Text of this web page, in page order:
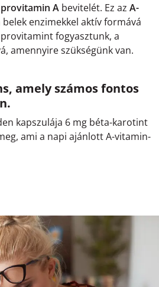
provitamin A bevitelét. Ez az A-
enzimekkel aktív formává
fogyasztunk, a
amennyire szükségünk van.
amely számos fontos
kapszulája 6 mg béta-karotint
ami a napi ajánlott A-vitamin-